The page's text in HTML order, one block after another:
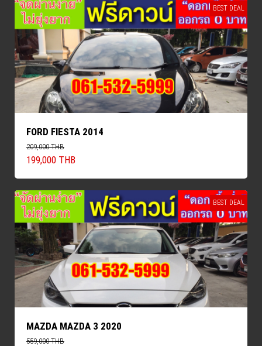
BEST DEAL
FORD FIESTA 2014
209,000 THB
199,000 THB
BEST DEAL
MAZDA MAZDA 3 2020
559,000 THB